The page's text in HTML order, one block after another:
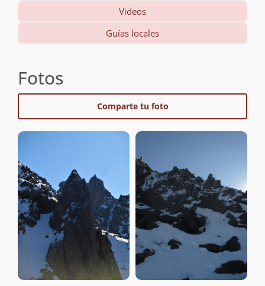
Videos
Guías locales
Fotos
Comparte tu foto